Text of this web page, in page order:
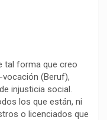
tal forma que creo
(Beruf),
injusticia social.
los que están, ni
o licenciados que